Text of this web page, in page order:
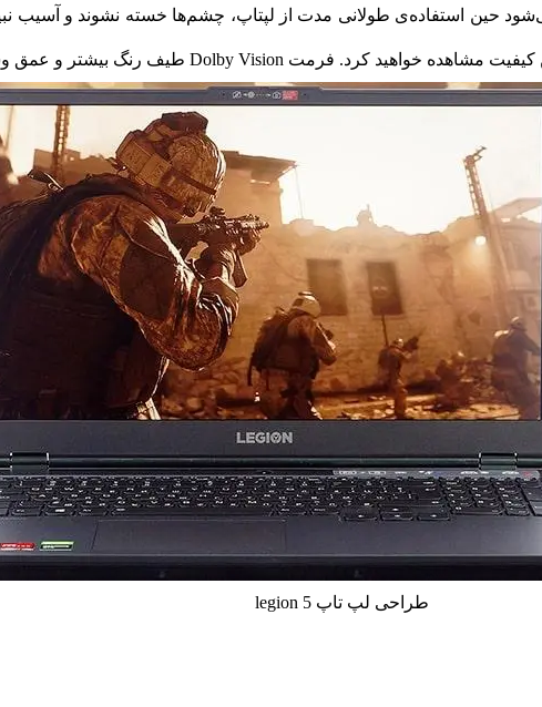
استفاده‌ی طولانی مدت از لپتاپ، چشم‌ها خسته نشوند و آسیب
طراحی لپ تاپ legion 5